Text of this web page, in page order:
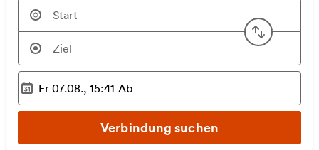
Start
Ausgewählter Zeitpunkt
Fr 07.08., 15:41 Ab
Verbindung suchen